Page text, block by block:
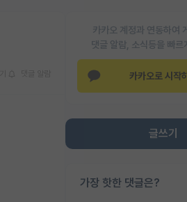
카카오 계정과 연동하여
댓글 알람, 소식등을 빠르
카카오로 시작
글쓰기
가장 핫한 댓글은?